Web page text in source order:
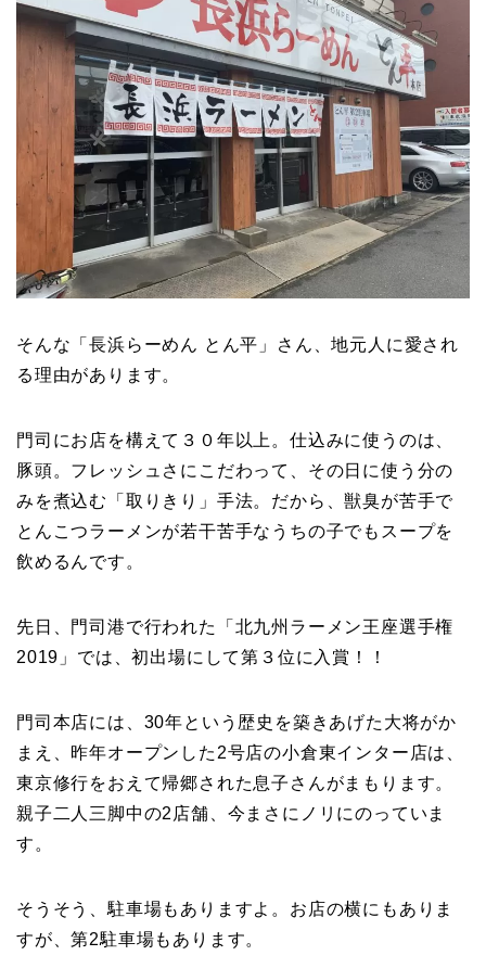
そんな「長浜らーめん とん平」さん、地元人に愛され
る理由があります。
門司にお店を構えて３０年以上。仕込みに使うのは、
豚頭。フレッシュさにこだわって、その日に使う分の
みを煮込む「取りきり」手法。だから、獣臭が苦手で
とんこつラーメンが若干苦手なうちの子でもスープを
飲めるんです。
先日、門司港で行われた「北九州ラーメン王座選手権
2019」では、初出場にして第３位に入賞！！
門司本店には、30年という歴史を築きあげた大将がか
まえ、昨年オープンした2号店の小倉東インター店は、
東京修行をおえて帰郷された息子さんがまもります。
親子二人三脚中の2店舗、今まさにノリにのっていま
す。
そうそう、駐車場もありますよ。お店の横にもありま
すが、第2駐車場もあります。